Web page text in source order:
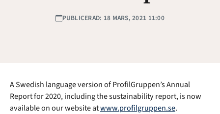
PUBLICERAD: 18 MARS, 2021 11:00
A Swedish language version of ProfilGruppen’s Annual
Report for 2020, including the sustainability report, is now
available on our website atwww.profilgruppen.se.